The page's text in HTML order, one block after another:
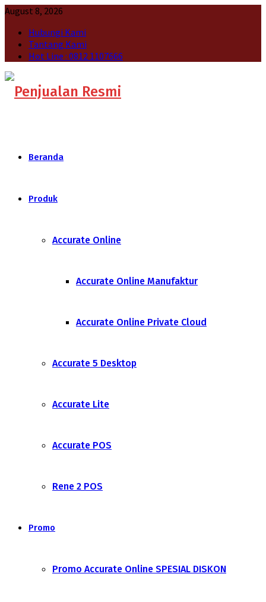
August 8, 2026
Hubungi Kami
Tantang Kami
Hot Line : 0812 1107666
Beranda
Produk
Accurate Online
Accurate Online Manufaktur
Accurate Online Private Cloud
Accurate 5 Desktop
Accurate Lite
Accurate POS
Rene 2 POS
Promo
Promo Accurate Online SPESIAL DISKON